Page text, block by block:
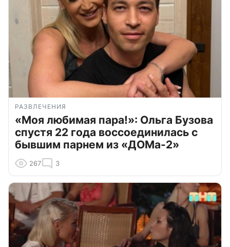
РАЗВЛЕЧЕНИЯ
«Моя любимая пара!»: Ольга Бузова
спустя 22 года воссоединилась с
бывшим парнем из «ДОМа-2»
267 3